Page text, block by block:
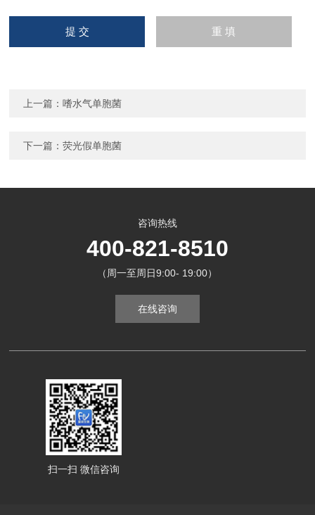
上一篇：嗜水气单胞菌
下一篇：荧光假单胞菌
咨询热线
400-821-8510
（周一至周日9:00- 19:00）
在线咨询
扫一扫 微信咨询